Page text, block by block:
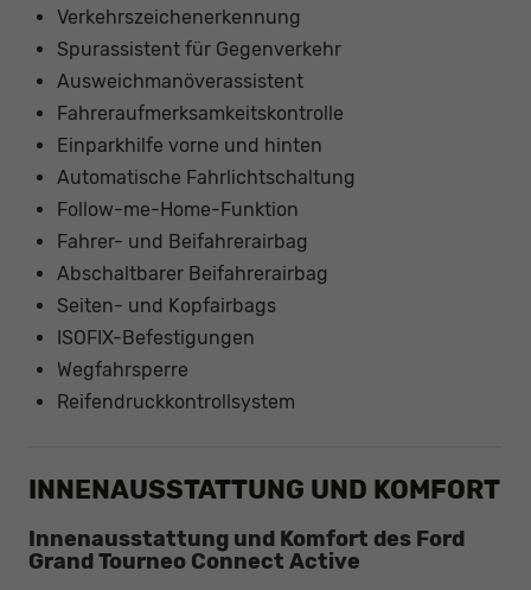
Verkehrszeichenerkennung
Spurassistent für Gegenverkehr
Ausweichmanöverassistent
Fahreraufmerksamkeitskontrolle
Einparkhilfe vorne und hinten
Automatische Fahrlichtschaltung
Follow-me-Home-Funktion
Fahrer- und Beifahrerairbag
Abschaltbarer Beifahrerairbag
Seiten- und Kopfairbags
ISOFIX-Befestigungen
Wegfahrsperre
Reifendruckkontrollsystem
INNENAUSSTATTUNG UND KOMFORT
Innenausstattung und Komfort des Ford
Grand Tourneo Connect Active